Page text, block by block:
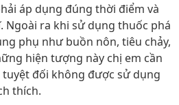
áp dụng đúng thời điểm và
Ngoài ra khi sử dụng thuốc phá
phụ như buồn nôn, tiêu chảy,
hiện tượng này chị em cần
đối không được sử dụng
thích.